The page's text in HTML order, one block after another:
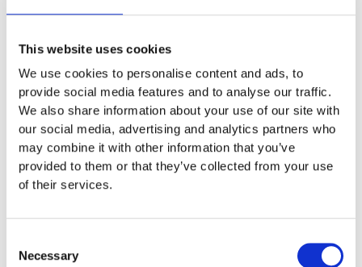
This website uses cookies
We use cookies to personalise content and ads, to
provide social media features and to analyse our traffic.
We also share information about your use of our site with
our social media, advertising and analytics partners who
may combine it with other information that you’ve
provided to them or that they’ve collected from your use
of their services.
Selection
Necessary
trampoliner blir ett spännande inslag
som de flesta barnen uppskattar. De
tar inte mycket plats och de fälls ner
i marken så de kan med fördel
monteras mellan lekplatsutrustning
där det finns lediga ytor. När barnen
springer mellan klätterställningar och
FALLSKYDD & UNDERLAG